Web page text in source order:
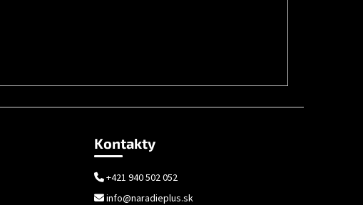
Kontakty
+421 940 502 052
info@naradieplus.sk